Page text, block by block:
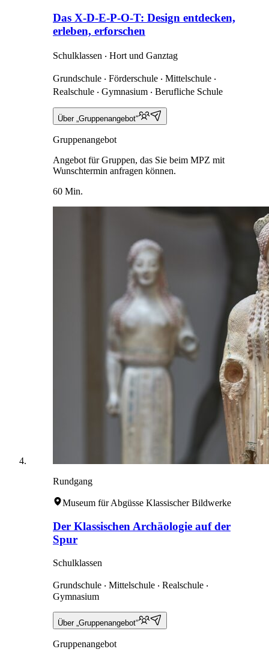
Das X-D-E-P-O-T: Design entdecken,
erleben, erforschen
Schulklassen ‧ Hort und Ganztag
Grundschule ‧ Förderschule ‧ Mittelschule ‧
Realschule ‧ Gymnasium ‧ Berufliche Schule
Über „Gruppenangebot“
Gruppenangebot
Angebot für Gruppen, das Sie beim MPZ mit
Wunschtermin anfragen können.
60 Min.
Rundgang
Museum für Abgüsse Klassischer Bildwerke
Der Klassischen Archäologie auf der
Spur
Schulklassen
Grundschule ‧ Mittelschule ‧ Realschule ‧
Gymnasium
Über „Gruppenangebot“
Gruppenangebot